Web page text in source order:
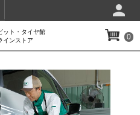
ット・タイヤ館
インストア
0